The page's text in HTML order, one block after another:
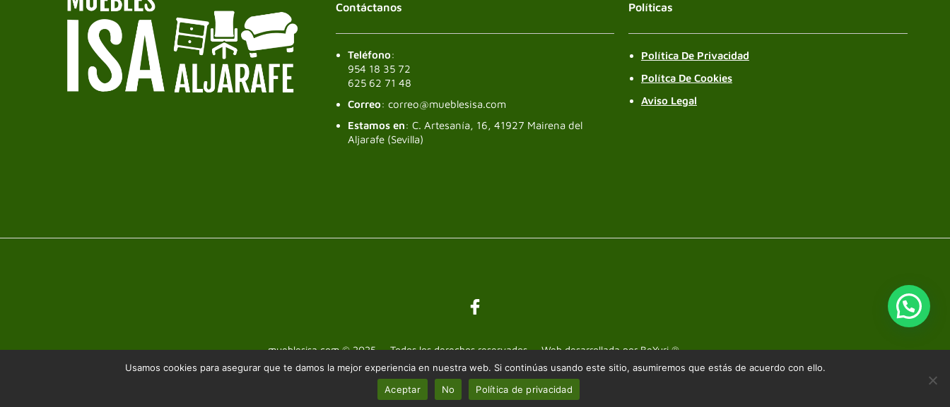
Contáctanos
Teléfono:
954 18 35 72
625 62 71 48
Correo: correo@mueblesisa.com
Estamos en: C. Artesanía, 16, 41927 Mairena del
Aljarafe (Sevilla)
Políticas
Política De Privacidad
Polítca De Cookies
Aviso Legal
mueblesisa.com © 2025 — Todos los derechos reservados — Web desarrollada porBeYuri ®.
Usamos cookies para asegurar que te damos la mejor experiencia en nuestra web. Si continúas usando este sitio, asumiremos que estás de acuerdo con ello.
Aceptar
No Política de privacidad